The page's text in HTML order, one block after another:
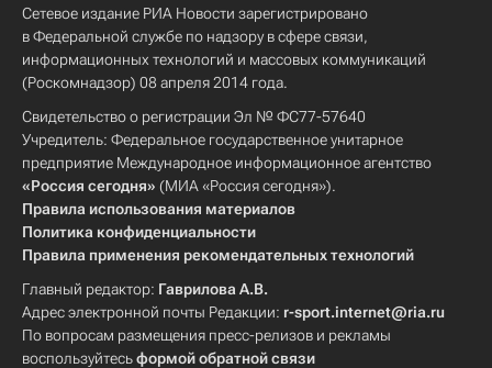
Сетевое издание РИА Новости зарегистрировано
в Федеральной службе по надзору в сфере связи,
информационных технологий и массовых коммуникаций
(Роскомнадзор) 08 апреля 2014 года.
Свидетельство о регистрации Эл № ФС77-57640
Учредитель: Федеральное государственное унитарное
предприятие Международное информационное агентство
«Россия сегодня» (МИА «Россия сегодня»).
Правила использования материалов
Политика конфиденциальности
Правила применения рекомендательных технологий
Главный редактор: Гаврилова А.В.
Адрес электронной почты Редакции: r-sport.internet@ria.ru
По вопросам размещения пресс-релизов и рекламы
воспользуйтесьформой обратной связи